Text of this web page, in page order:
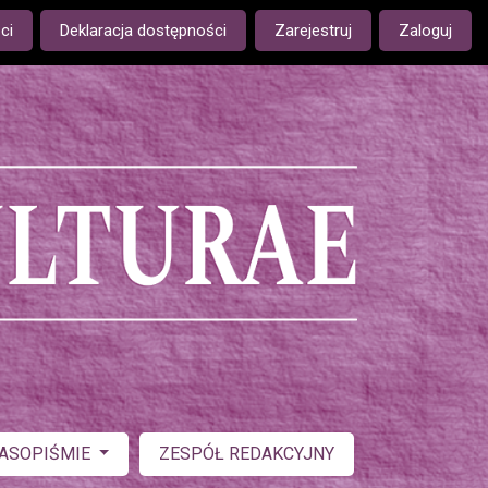
is: Deklaracja dostępności Zarejestruj Zaloguj
ZESPÓŁ REDAKCYJNY